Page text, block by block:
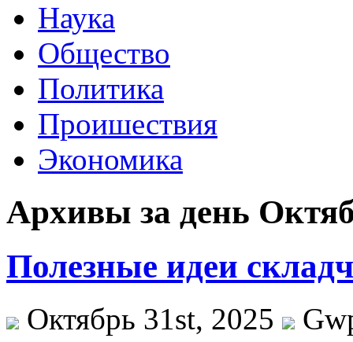
Наука
Общество
Политика
Проишествия
Экономика
Архивы за день
Полезные идеи
Октябрь 31st, 2025